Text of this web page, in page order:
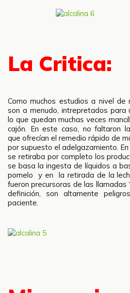
La Critica:
Como muchos estudios a nivel de
son a menudo, intrepretados para
lo que quedan muchas veces
cajón. En este caso, no faltaron
que ofrecían el remedio rápido de
por supuesto el adelgazamiento.
se retiraba por completo los
se basa la ingesta de líquidos a
pomelo y en la retirada de la
fueron precursoras de las llamadas
definición, son altamente
paciente.